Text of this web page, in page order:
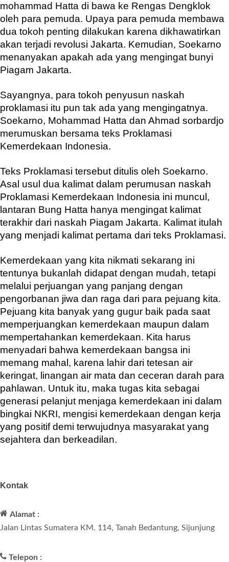
mohammad Hatta di bawa ke Rengas Dengklok
oleh para pemuda. Upaya para pemuda membawa
dua tokoh penting dilakukan karena dikhawatirkan
akan terjadi revolusi Jakarta. Kemudian, Soekarno
menanyakan apakah ada yang mengingat bunyi
Piagam Jakarta.
Sayangnya, para tokoh penyusun naskah
proklamasi itu pun tak ada yang mengingatnya.
Soekarno, Mohammad Hatta dan Ahmad sorbardjo
merumuskan bersama teks Proklamasi
Kemerdekaan Indonesia.
Teks Proklamasi tersebut ditulis oleh Soekarno.
Asal usul dua kalimat dalam perumusan naskah
Proklamasi Kemerdekaan Indonesia ini muncul,
lantaran Bung Hatta hanya mengingat kalimat
terakhir dari naskah Piagam Jakarta. Kalimat itulah
yang menjadi kalimat pertama dari teks Proklamasi.
Kemerdekaan yang kita nikmati sekarang ini
tentunya bukanlah didapat dengan mudah, tetapi
melalui perjuangan yang panjang dengan
pengorbanan jiwa dan raga dari para pejuang kita.
Pejuang kita banyak yang gugur baik pada saat
memperjuangkan kemerdekaan maupun dalam
mempertahankan kemerdekaan. Kita harus
menyadari bahwa kemerdekaan bangsa ini
memang mahal, karena lahir dari tetesan air
keringat, linangan air mata dan ceceran darah para
pahlawan. Untuk itu, maka tugas kita sebagai
generasi pelanjut menjaga kemerdekaan ini dalam
bingkai NKRI, mengisi kemerdekaan dengan kerja
yang positif demi terwujudnya masyarakat yang
sejahtera dan berkeadilan.
Kontak
Alamat :
Jalan Lintas Sumatera KM. 114, Tanah Bedantung, Sijunjung
Telepon :